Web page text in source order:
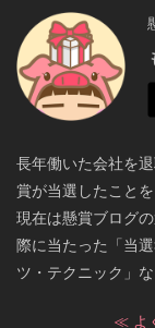
長年働いた会社を
賞が当選したこと
現在は懸賞ブログ
際に当たった「当
ツ・テクニック」
≪ よ